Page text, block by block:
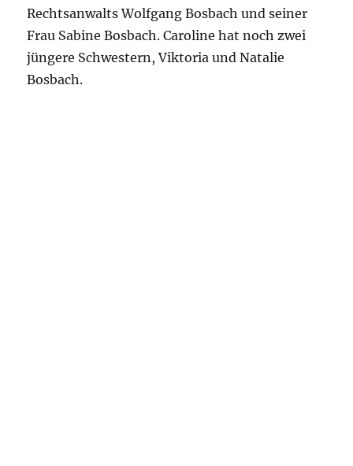
Rechtsanwalts Wolfgang Bosbach und seiner
Frau Sabine Bosbach. Caroline hat noch zwei
jüngere Schwestern, Viktoria und Natalie
Bosbach.